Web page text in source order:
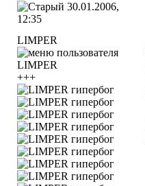
30.01.2006,
12:35
LIMPER
+++